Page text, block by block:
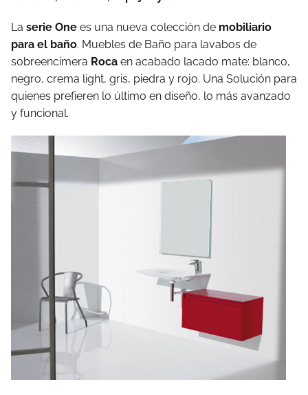
La serie One es una nueva colección de mobiliario
para el baño. Muebles de Baño para lavabos de
sobreencimera Roca en acabado lacado mate: blanco,
negro, crema light, gris, piedra y rojo. Una Solución para
quienes prefieren lo último en diseño, lo más avanzado
y funcional.